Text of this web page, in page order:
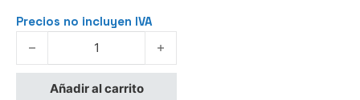
Precios no incluyen IVA
NANLITE Rejilla de tela para la Caja Difusora Parabólica
Añadir al carrito